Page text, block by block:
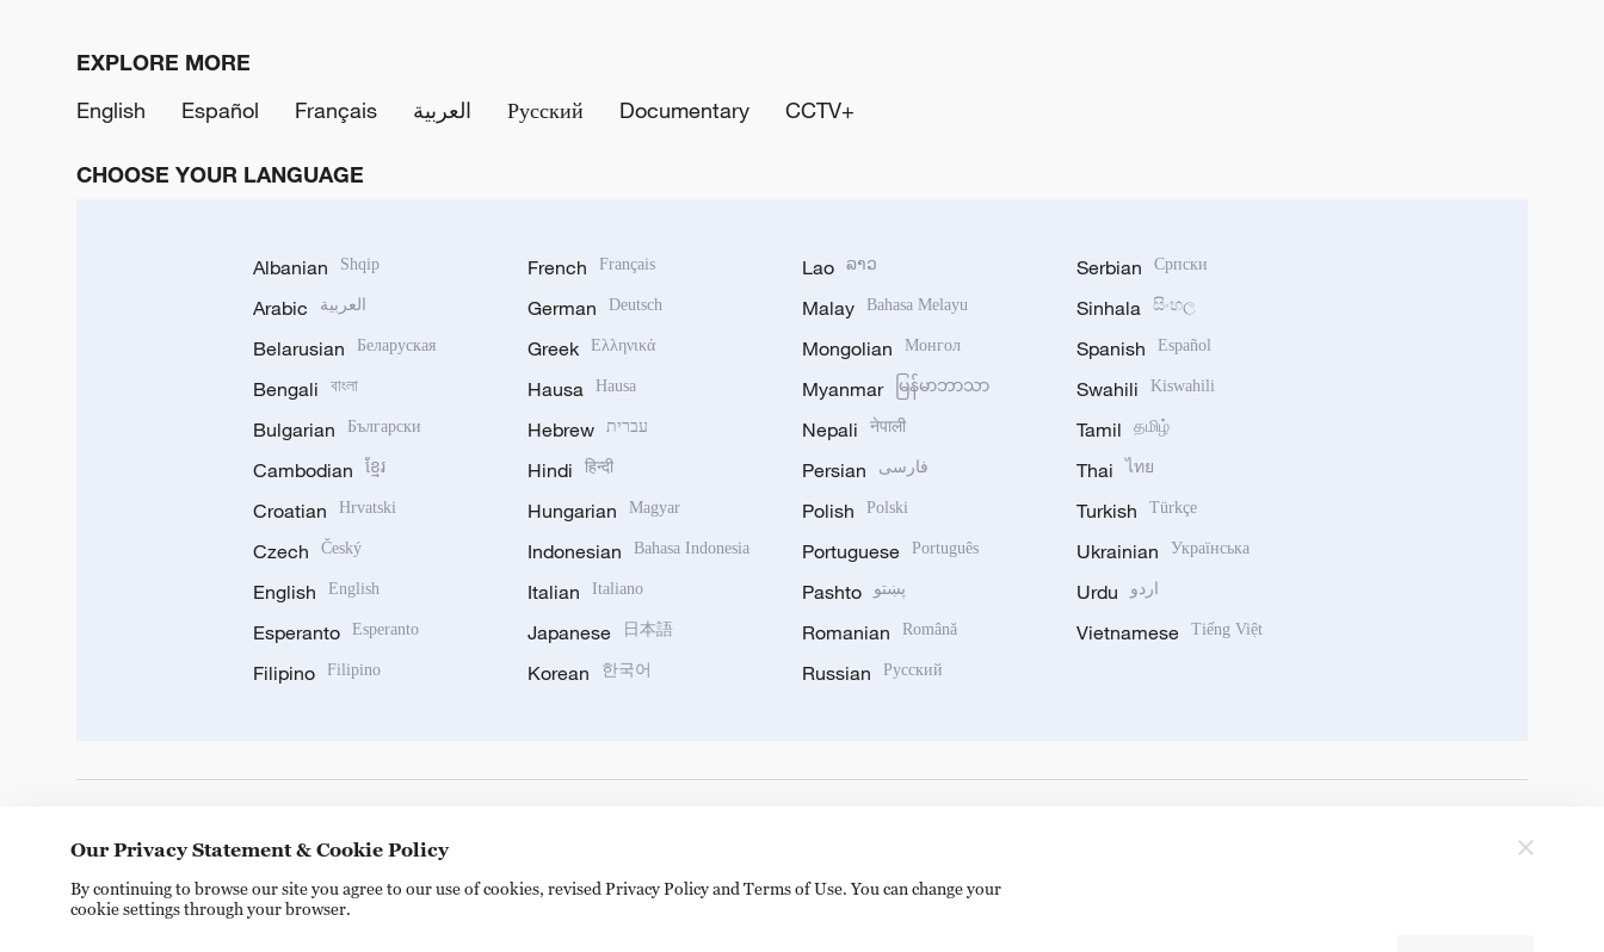
EXPLORE MORE
English
Español Français العربية Русский Documentary CCTV+
CHOOSE YOUR LANGUAGE
Albanian Shqip
Arabic العربية
Belarusian Беларуская
Bengali বাংলা
Bulgarian Български
Cambodian ខ្មែរ
Croatian Hrvatski
Czech Český
English English
Esperanto Esperanto
Filipino Filipino
French Français
German Deutsch
Greek Ελληνικά
Hausa Hausa
Hebrew עברית
Hindi हिन्दी
Hungarian Magyar
Indonesian Bahasa Indonesia
Italian Italiano
Japanese 日本語
Korean 한국어
Lao ລາວ
Malay Bahasa Melayu
Mongolian Монгол
Myanmar မြန်မာဘာသာ
Nepali नेपाली
Persian فارسی
Polish Polski
Portuguese Português
Pashto پښتو
Romanian Română
Russian Русский
Serbian Српски
Sinhala සිංහල
Spanish Español
Swahili Kiswahili
Tamil தமிழ்
Thai ไทย
Turkish Türkçe
Ukrainian Українська
Urdu اردو
Vietnamese Tiếng Việt
Our Privacy Statement & Cookie Policy
By continuing to browse our site you agree to our use of cookies, revised Privacy Policy and Terms of Use. You can change your
cookie settings through your browser.